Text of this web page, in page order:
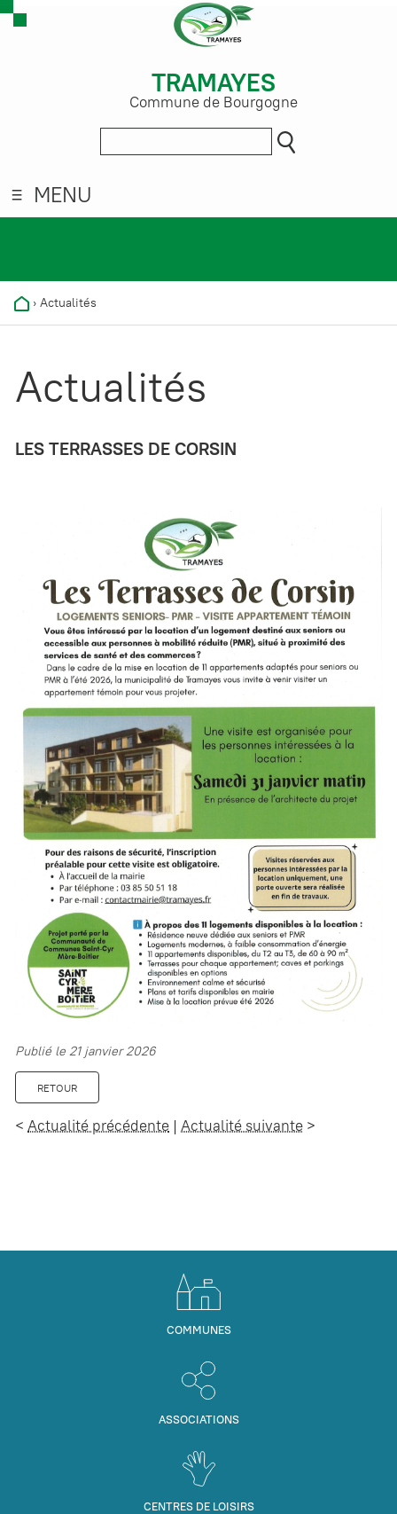
TRAMAYES
Commune de Bourgogne
MENU
› Actualités
Actualités
LES TERRASSES DE CORSIN
Publié le 21 janvier 2026
RETOUR
< Actualité précédente | Actualité suivante >
COMMUNES
ASSOCIATIONS
CENTRES DE LOISIRS